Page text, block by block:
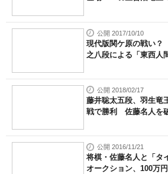
公開 2017/10/10
現代版関ケ原の戦い
之八段による「東西人
公開 2018/02/17
藤井聡太五段、羽生竜
戦で勝利 佐藤名人を
公開 2016/11/21
将棋・佐藤名人と「タ
オークション、100万